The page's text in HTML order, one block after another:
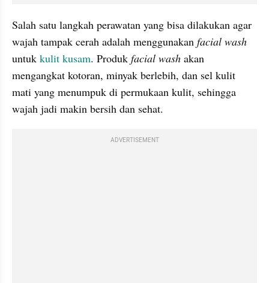
Salah satu langkah perawatan yang bisa dilakukan agar
wajah tampak cerah adalah menggunakan
untuk kulit kusam. Produk facial wash akan
mengangkat kotoran, minyak berlebih, dan sel kulit
mati yang menumpuk di permukaan kulit, sehingga
wajah jadi makin bersih dan sehat.
ADVERTISEMENT